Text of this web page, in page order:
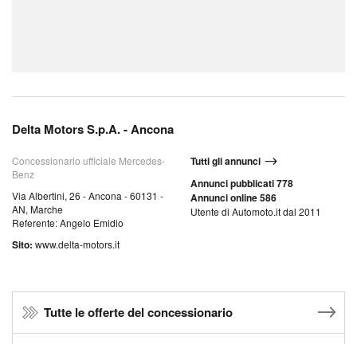
Delta Motors S.p.A. - Ancona
Concessionario ufficiale Mercedes-
Benz
Via Albertini, 26 - Ancona - 60131 -
AN, Marche
Referente: Angelo Emidio
Sito: www.delta-motors.it
Tutti gli annunci
Annunci pubblicati 778
Annunci online 586
Utente di Automoto.it dal 2011
Tutte le offerte del concessionario